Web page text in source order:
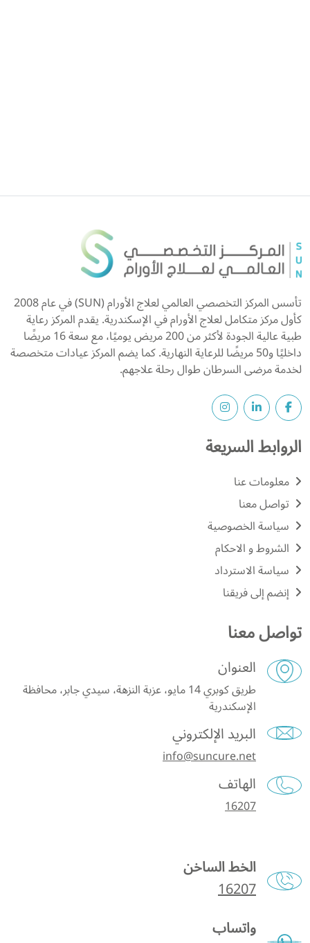
تأسس المركز التخصصي العالمي لعلاج الأورام (SUN) في عام 2008
كأول مركز متكامل لعلاج الأورام في الإسكندرية. يقدم المركز رعاية
طبية عالية الجودة لأكثر من 200 مريض يوميًا، مع سعة 16 مريضًا
داخليًا و50 مريضًا للرعاية النهارية. كما يضم المركز عيادات متخصصة
لخدمة مرضى السرطان طوال رحلة علاجهم.
الروابط السريعة
معلومات عنا
تواصل معنا
سياسة الخصوصية
الشروط و الاحكام
سياسة الاسترداد
إنضم إلى فريقنا
تواصل معنا
العنوان
طريق كوبري 14 مايو، عزبة النزهة، سيدي جابر، محافظة
الإسكندرية
البريد الإلكتروني
info@suncure.net
الهاتف
16207
الخط الساخن
16207
واتساب